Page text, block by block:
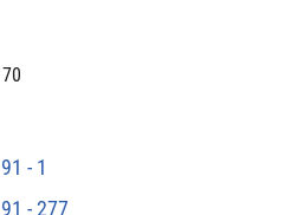
- 1
- 277